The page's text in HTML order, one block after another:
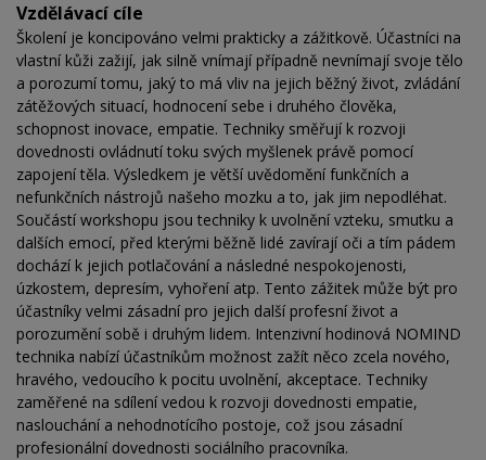
Vzdělávací cíle
Školení je koncipováno velmi prakticky a zážitkově. Účastníci na
vlastní kůži zažijí, jak silně vnímají případně nevnímají svoje tělo
a porozumí tomu, jaký to má vliv na jejich běžný život, zvládání
zátěžových situací, hodnocení sebe i druhého člověka,
schopnost inovace, empatie. Techniky směřují k rozvoji
dovednosti ovládnutí toku svých myšlenek právě pomocí
zapojení těla. Výsledkem je větší uvědomění funkčních a
nefunkčních nástrojů našeho mozku a to, jak jim nepodléhat.
Součástí workshopu jsou techniky k uvolnění vzteku, smutku a
dalších emocí, před kterými běžně lidé zavírají oči a tím pádem
dochází k jejich potlačování a následné nespokojenosti,
úzkostem, depresím, vyhoření atp. Tento zážitek může být pro
účastníky velmi zásadní pro jejich další profesní život a
porozumění sobě i druhým lidem. Intenzivní hodinová NOMIND
technika nabízí účastníkům možnost zažít něco zcela nového,
hravého, vedoucího k pocitu uvolnění, akceptace. Techniky
zaměřené na sdílení vedou k rozvoji dovednosti empatie,
naslouchání a nehodnotícího postoje, což jsou zásadní
profesionální dovednosti sociálního pracovníka.